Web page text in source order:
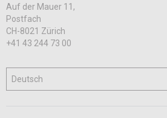
Auf der Mauer 11,
Postfach
CH-8021 Zürich
+41 43 244 73 00